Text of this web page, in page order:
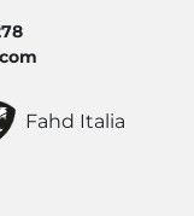
Fahd Italia